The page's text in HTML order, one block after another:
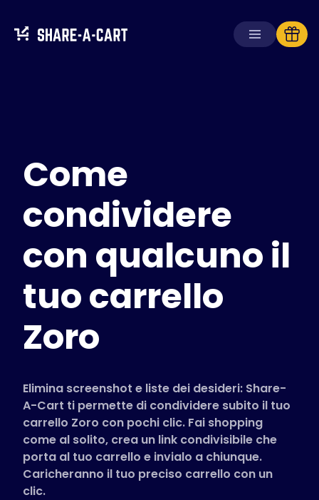
Per consumatori
Per scuole
Per aziende
Ottieni Plus+
Accedi
Italiano (Italian)
Come
condividere
con qualcuno il
tuo carrello
Zoro
Elimina screenshot e liste dei desideri: Share-
A-Cart ti permette di condividere subito il tuo
carrello Zoro con pochi clic. Fai shopping
come al solito, crea un link condivisibile che
porta al tuo carrello e invialo a chiunque.
Caricheranno il tuo preciso carrello con un
clic.